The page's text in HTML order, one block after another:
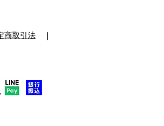
商取引法 ｜